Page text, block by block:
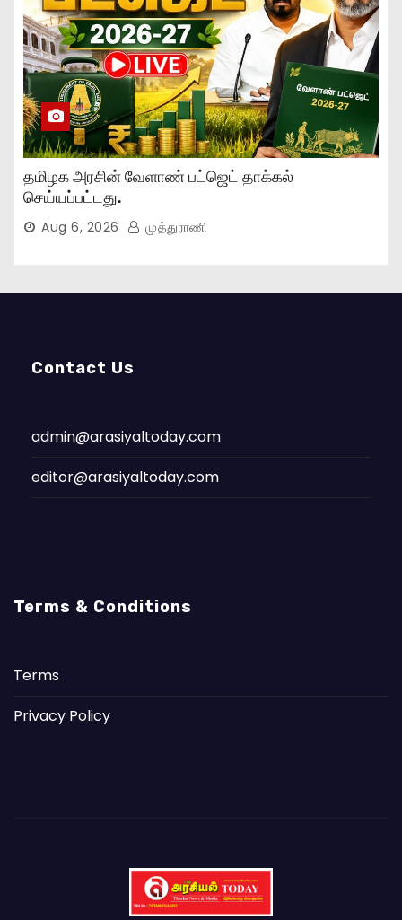
தமிழக அரசின் வேளாண் பட்ஜெட் தாக்கல்
செய்யப்பட்டது.
Aug 6, 2026 முத்துராணி
Contact Us
admin@arasiyaltoday.com
editor@arasiyaltoday.com
Terms & Conditions
Terms
Privacy Policy